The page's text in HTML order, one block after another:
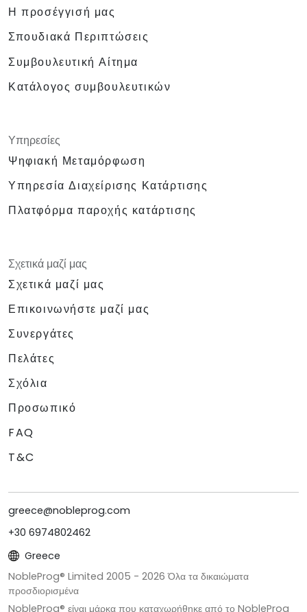
Η προσέγγισή μας
Σπουδιακά Περιπτώσεις
Συμβουλευτική Αίτημα
Κατάλογος συμβουλευτικών
Υπηρεσίες
Ψηφιακή Μεταμόρφωση
Υπηρεσία Διαχείρισης Κατάρτισης
Πλατφόρμα παροχής κατάρτισης
Σχετικά μαζί μας
Σχετικά μαζί μας
Επικοινωνήστε μαζί μας
Συνεργάτες
Πελάτες
Σχόλια
Προσωπικό
FAQ
T&C
greece@nobleprog.com
+30 6974802462
Greece
NobleProg® Limited 2005 - 2026 Όλα τα δικαιώματα
προσδιορισμένα
NobleProg® είναι μάρκα που καταχωρήθηκε από το NobleProg